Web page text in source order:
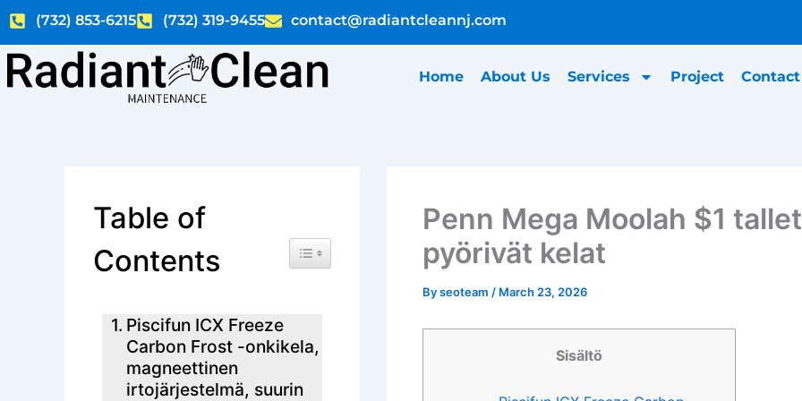
Skip
to
content
(732) 853-6215 (732) 319-9455 contact@radiantcleannj.com
Home About Us Services Project Contact
Table of
Contents
Toggle Table of Content
Piscifun ICX Freeze
Carbon Frost -onkikela,
magneettinen
irtojärjestelmä, suurin
Penn Mega Moolah $1
pyörivät kelat
Byseoteam / March 23, 2026
Sisältö